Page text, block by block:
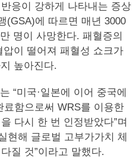
응이 강하게 나타내는 증상
(GSA)에 따르면 매년 3000
명이 사망한다. 패혈증의
이 떨어져 패혈성 쇼크가
높아진다.
“미국·일본에 이어 중국에
함으로써 WRS를 이용한
다시 한 번 인정받았다”며
현해 글로벌 고부가가치 체
질 것”이라고 말했다.